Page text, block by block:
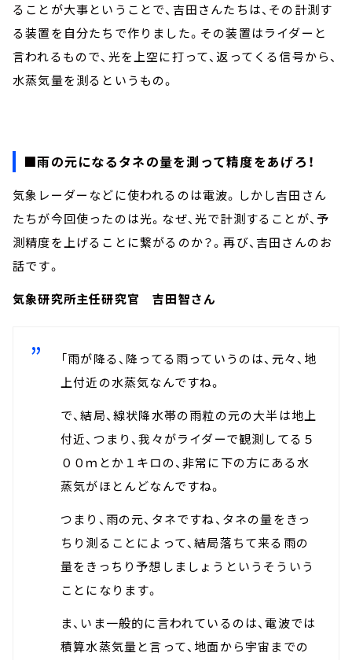
ることが大事ということで、吉田さんたちは、その計測す
る装置を自分たちで作りました。その装置はライダーと
言われるもので、光を上空に打って、返ってくる信号から、
水蒸気量を測るというもの。
■雨の元になるタネの量を測って精度をあげろ！
気象レーダーなどに使われるのは電波。しかし吉田さん
たちが今回使ったのは光。なぜ、光で計測することが、予
測精度を上げることに繋がるのか？。再び、吉田さんのお
話です。
気象研究所主任研究官 吉田智さん
「雨が降る、降ってる雨っていうのは、元々、地
上付近の水蒸気なんですね。
で、結局、線状降水帯の雨粒の元の大半は地上
付近、つまり、我々がライダーで観測してる５
００ｍとか１キロの、非常に下の方にある水
蒸気がほとんどなんですね。
つまり、雨の元、タネですね、タネの量をきっ
ちり測ることによって、結局落ちて来る雨の
量をきっちり予想しましょうというそういう
ことになります。
ま、いま一般的に言われているのは、電波では
積算水蒸気量と言って、地面から宇宙までの